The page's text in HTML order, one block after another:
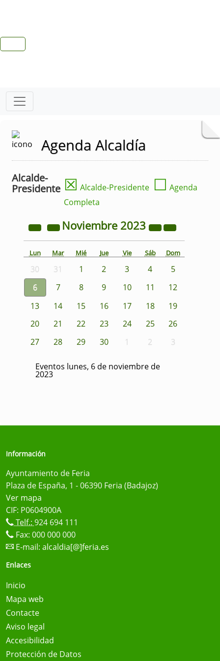
Agenda Alcaldía
Alcalde-
Presidente ☒ Alcalde-Presidente ☐ Agenda
Completa
Noviembre 2023
Lun Mar Mié Jue Vie Sáb Dom
30 31 1 2 3 4
5
6
7 8 9 10 11
12
13
14 15 16 17 18
19
20
21 22 23 24 25
26
27
28 29 30 1 2 3
Eventos lunes, 6 de noviembre de
2023
Información
Ayuntamiento de Feria
Plaza de España, 1 - 06390 Feria (Badajoz)
Ver mapa
CIF: P0604900A
Telf.: 924 694 111
Fax: 000 000 000
E-mail: alcaldia[@]feria.es
Enlaces
Inicio
Mapa web
Contacte
Aviso legal
Accesibilidad
Protección de Datos